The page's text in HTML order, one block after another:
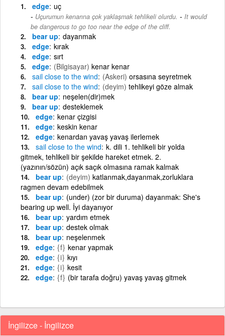
edge uç
Uçurumun kenarına çok yaklaşmak tehlikeli olurdu. - It would
be dangerous to go too near the edge of the cliff.
bear up dayanmak
edge kırak
edge sırt
edge (Bilgisayar) kenar kenar
sail close to the wind (Askeri) orsasına seyretmek
sail close to the wind (deyim) tehlikeyi göze almak
bear up neşelen(dir)mek
bear up desteklemek
edge kenar çizgisi
edge keskin kenar
edge kenardan yavaş yavaş ilerlemek
sail close to the wind k. dili 1. tehlikeli bir yolda
gitmek, tehlikeli bir şekilde hareket etmek. 2.
(yazının/sözün) açık saçık olmasına ramak kalmak
bear up (deyim) katlanmak,dayanmak,zorluklara
ragmen devam edebilmek
bear up (under) (zor bir duruma) dayanmak: She's
bearing up well. İyi dayanıyor
bear up yardım etmek
bear up destek olmak
bear up neşelenmek
edge {f} kenar yapmak
edge {i} kıyı
edge {i} kesit
edge {f} (bir tarafa doğru) yavaş yavaş gitmek
İngilizce - İngilizce